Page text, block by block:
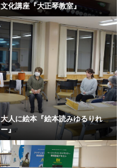
文化講座『大正琴教室』
大人に絵本『絵本読みゆるりれ
ー』